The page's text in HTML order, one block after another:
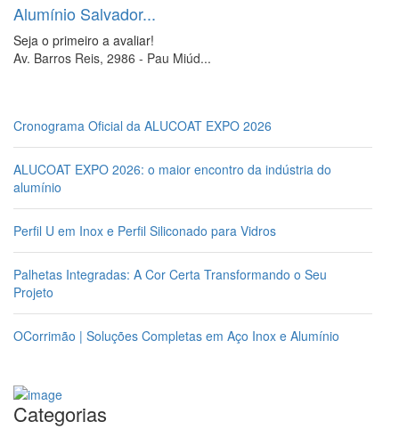
Alumínio Salvador...
Seja o primeiro a avaliar!
Av. Barros Reis, 2986 - Pau Miúd...
Cronograma Oficial da ALUCOAT EXPO 2026
ALUCOAT EXPO 2026: o maior encontro da indústria do
alumínio
Perfil U em Inox e Perfil Siliconado para Vidros
Palhetas Integradas: A Cor Certa Transformando o Seu
Projeto
OCorrimão | Soluções Completas em Aço Inox e Alumínio
Categorias